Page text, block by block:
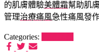
的肌膚體驗美體霜幫助肌
管理治療痛風急性痛風發
Categories: